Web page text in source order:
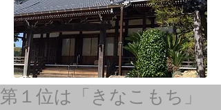
第１位は「きなこもち」